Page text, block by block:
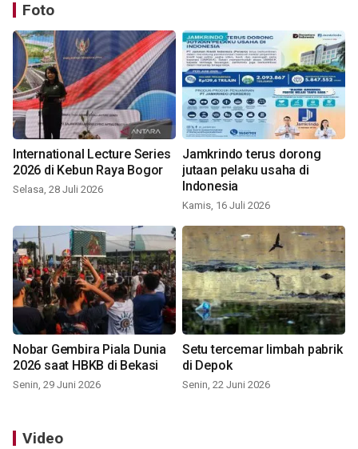
Foto
International Lecture Series
2026 di Kebun Raya Bogor
Selasa, 28 Juli 2026
Jamkrindo terus dorong
jutaan pelaku usaha di
Indonesia
Kamis, 16 Juli 2026
Nobar Gembira Piala Dunia
2026 saat HBKB di Bekasi
Senin, 29 Juni 2026
Setu tercemar limbah pabrik
di Depok
Senin, 22 Juni 2026
Video